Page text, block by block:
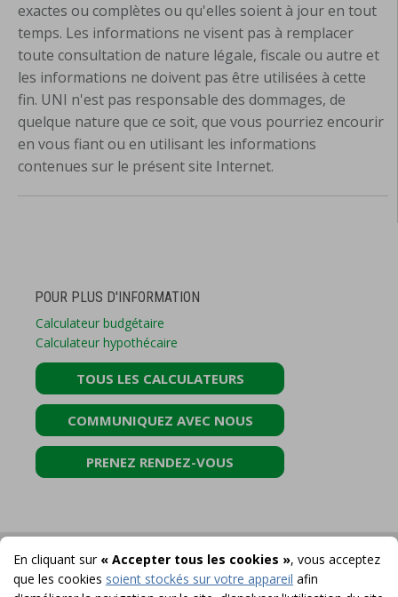
En cliquant sur « Accepter tous les cookies », vous acceptez
que les cookies soient stockés sur votre appareil afin
exactes ou complètes ou qu'elles soient à jour en tout
temps. Les informations ne visent pas à remplacer
toute consultation de nature légale, fiscale ou autre et
les informations ne doivent pas être utilisées à cette
fin. UNI n'est pas responsable des dommages, de
quelque nature que ce soit, que vous pourriez encourir
en vous fiant ou en utilisant les informations
contenues sur le présent site Internet.
POUR PLUS D'INFORMATION
Calculateur budgétaire
Calculateur hypothécaire
TOUS LES CALCULATEURS
COMMUNIQUEZ AVEC NOUS
PRENEZ RENDEZ-VOUS